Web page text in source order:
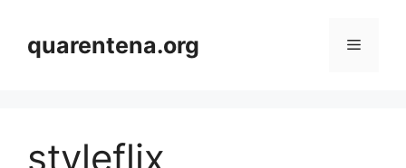
quarentena.org Menu
styleflix